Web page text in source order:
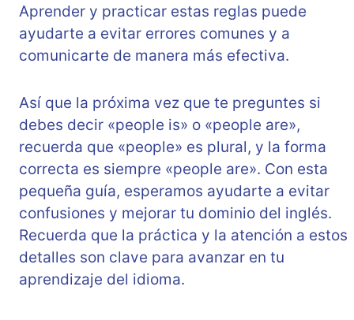
Aprender y practicar estas reglas puede
ayudarte a evitar errores comunes y a
comunicarte de manera más efectiva.
Así que la próxima vez que te preguntes si
debes decir «people is» o «people are»,
recuerda que «people» es plural, y la forma
correcta es siempre «people are». Con esta
pequeña guía, esperamos ayudarte a evitar
confusiones y mejorar tu dominio del inglés.
Recuerda que la práctica y la atención a estos
detalles son clave para avanzar en tu
aprendizaje del idioma.